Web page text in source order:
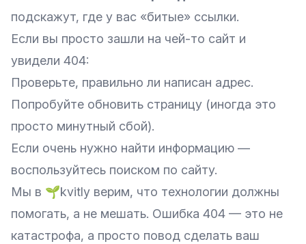
подскажут, где у вас «битые» ссылки.
Если вы просто зашли на чей-то сайт и
увидели 404:
Проверьте, правильно ли написан адрес.
Попробуйте обновить страницу (иногда это
просто минутный сбой).
Если очень нужно найти информацию —
воспользуйтесь поиском по сайту.
Мы в 🌱kvitly верим, что технологии должны
помогать, а не мешать. Ошибка 404 — это не
катастрофа, а просто повод сделать ваш